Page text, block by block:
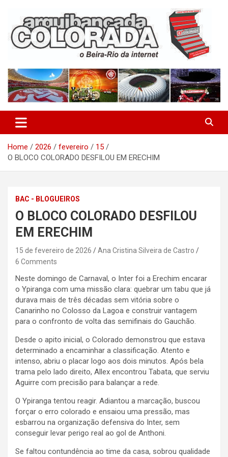
content
Arquibancada Colorada
Home 2026 fevereiro
15
O BLOCO COLORADO DESFILOU EM ERECHIM
BAC - BLOGUEIROS
O BLOCO COLORADO DESFILOU
EM ERECHIM
15 de fevereiro de 2026
Ana Cristina Silveira de Castro
6 Comments
Neste domingo de Carnaval, o Inter foi a Erechim encarar
o Ypiranga com uma missão clara: quebrar um tabu que já
durava mais de três décadas sem vitória sobre o
Canarinho no Colosso da Lagoa e construir vantagem
para o confronto de volta das semifinais do Gauchão.
Desde o apito inicial, o Colorado demonstrou que estava
determinado a encaminhar a classificação. Atento e
intenso, abriu o placar logo aos dois minutos. Após bela
trama pelo lado direito, Allex encontrou Tabata, que serviu
Aguirre com precisão para balançar a rede.
O Ypiranga tentou reagir. Adiantou a marcação, buscou
forçar o erro colorado e ensaiou uma pressão, mas
esbarrou na organização defensiva do Inter, sem
conseguir levar perigo real ao gol de Anthoni.
Se faltou contundência ao time da casa, sobrou qualidade